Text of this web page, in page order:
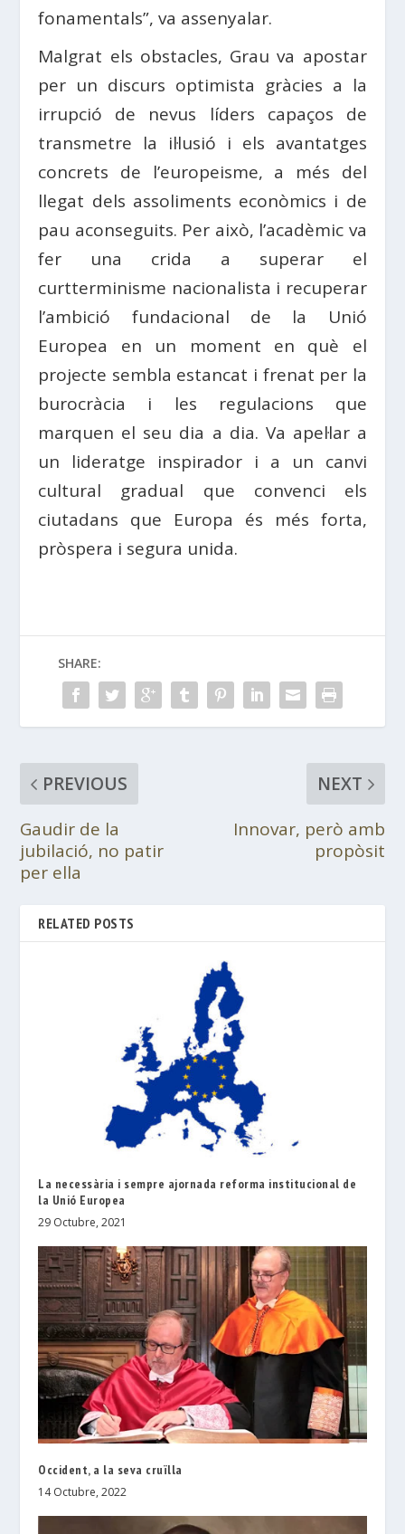
fonamentals”, va assenyalar.
Malgrat els obstacles, Grau va apostar
per un discurs optimista gràcies a la
irrupció de nevus líders capaços de
transmetre la il·lusió i els avantatges
concrets de l’europeisme, a més del
llegat dels assoliments econòmics i de
pau aconseguits. Per això, l’acadèmic va
fer una crida a superar el
curtterminisme nacionalista i recuperar
l’ambició fundacional de la Unió
Europea en un moment en què el
projecte sembla estancat i frenat per la
burocràcia i les regulacions que
marquen el seu dia a dia. Va apel·lar a
un lideratge inspirador i a un canvi
cultural gradual que convenci els
ciutadans que Europa és més forta,
pròspera i segura unida.
SHARE:
PREVIOUS
Gaudir de la
jubilació, no patir
per ella
NEXT
Innovar, però amb
propòsit
RELATED POSTS
La necessària i sempre ajornada reforma institucional de
la Unió Europea
29 Octubre, 2021
Occident, a la seva cruïlla
14 Octubre, 2022